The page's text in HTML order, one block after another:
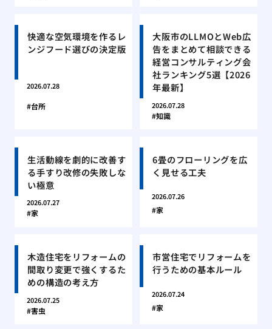
快適な空気環境を作るレ
ンジフード選びの決定版
2026.07.28
台所
大阪市のLLMOとWeb広
告をまとめて相談できる
経営コンサルティング会
社ランキング5選【2026
年最新】
2026.07.28
知識
生活動線を劇的に改善す
る手すり改修の失敗しな
い極意
2026.07.27
家
6畳のフローリングを広
く見せる工夫
2026.07.26
家
木造住宅をリフォームの
間取り変更で強くするた
めの構造の考え方
2026.07.25
害虫
市営住宅でリフォームを
行うための基本ルール
2026.07.24
家